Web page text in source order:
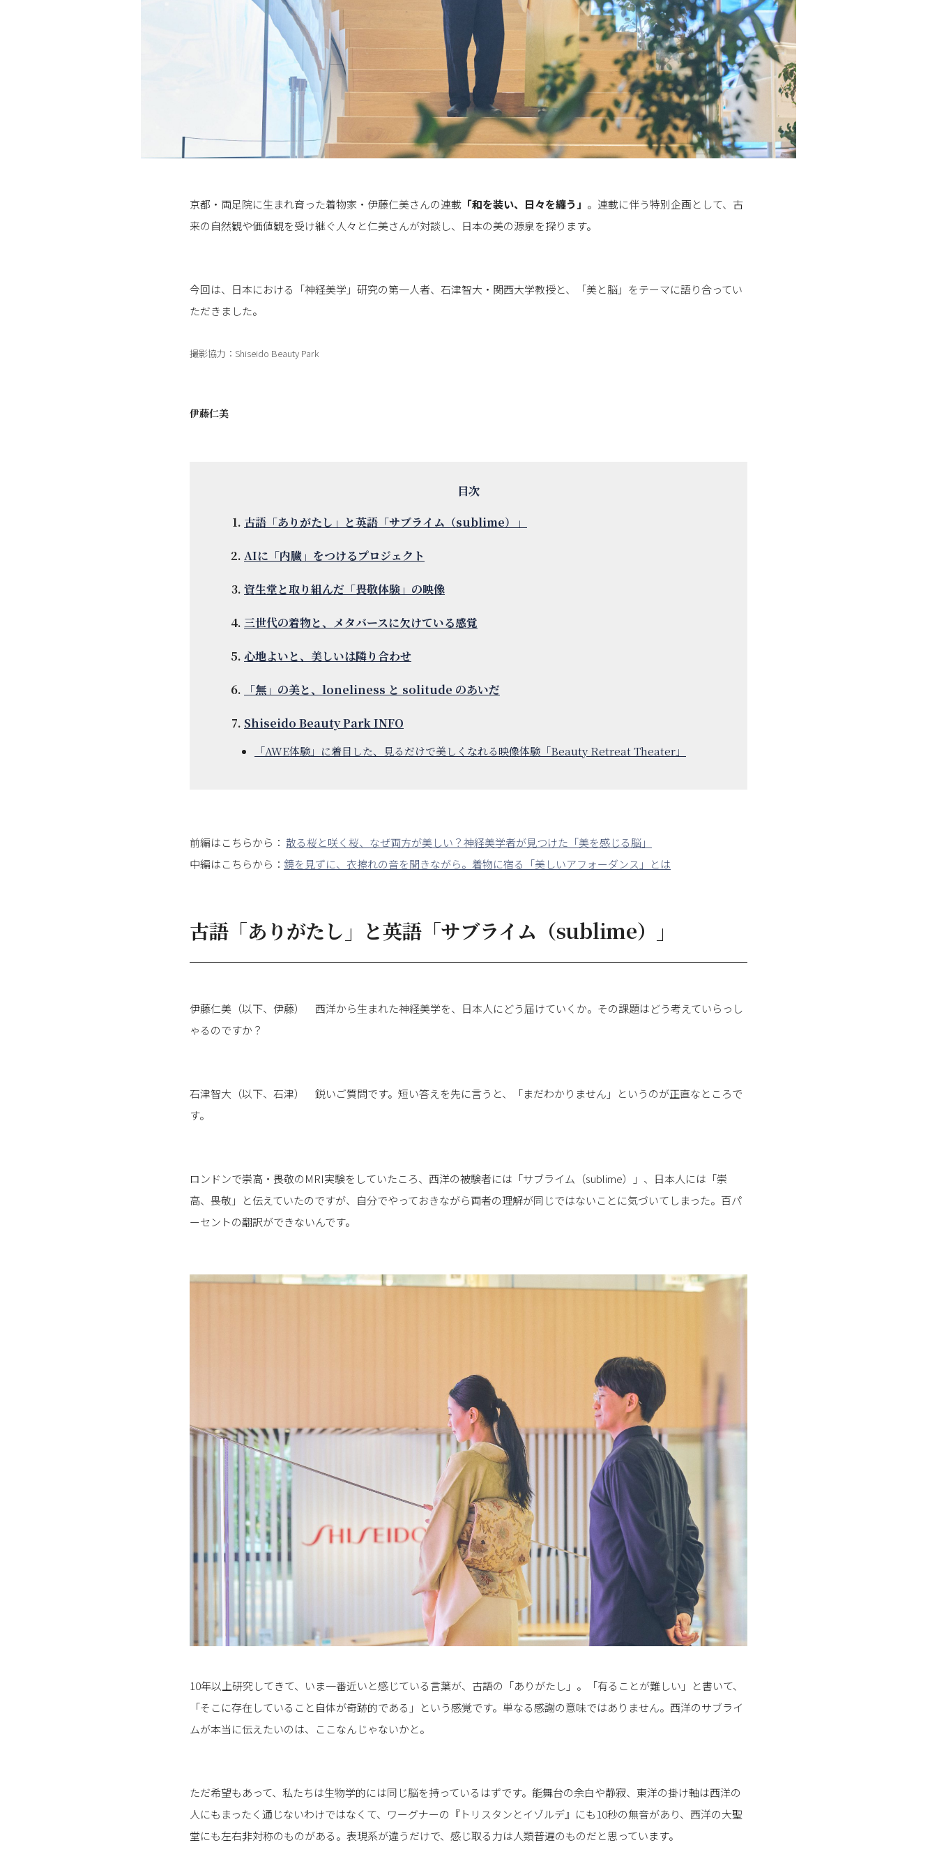
京都・両足院に生まれ育った着物家・伊藤仁美さんの連載 「和を装い、日々を纏う 」 。連載に伴う特別企画として、古
来の自然観や価値観を受け継ぐ人々と仁美さんが対談し、日本の美の源泉を探ります。
今回は、日本における「神経美学」研究の第一人者、石津智大・関西大学教授と、「美と脳」をテーマに語り合ってい
ただきました。
撮影協力：Shiseido Beauty Park
伊藤仁美
古語「ありがたし」と英語「サブライム（sublime）」
AIに「内臓」をつけるプロジェクト
資生堂と取り組んだ「畏敬体験」の映像
三世代の着物と、メタバースに欠けている感覚
心地よいと、美しいは隣り合わせ
「無」の美と、loneliness と solitude のあいだ
Shiseido Beauty Park INFO
「AWE体験」に着目した、見るだけで美しくなれる映像体験「Beauty Retreat Theater」
前編はこちらから： 散る桜と咲く桜、なぜ両方が美しい？神経美学者が見つけた「美を感じる脳」
中編はこちらから： 鏡を見ずに、衣擦れの音を聞きながら。着物に宿る「美しいアフォーダンス」とは
古語「ありがたし」と英語「サブライム（sublime）」
伊藤仁美（以下、伊藤） 西洋から生まれた神経美学を、日本人にどう届けていくか。その課題はどう考えていらっし
ゃるのですか？
石津智大（以下、石津） 鋭いご質問です。短い答えを先に言うと、「まだわかりません」というのが正直なところで
す。
ロンドンで崇高・畏敬のMRI実験をしていたころ、西洋の被験者には「サブライム（sublime）」、日本人には「崇
高、畏敬」と伝えていたのですが、自分でやっておきながら両者の理解が同じではないことに気づいてしまった。百パ
ーセントの翻訳ができないんです。
10年以上研究してきて、いま一番近いと感じている言葉が、古語の「ありがたし」。「有ることが難しい」と書いて、
「そこに存在していること自体が奇跡的である」という感覚です。単なる感謝の意味ではありません。西洋のサブライ
ムが本当に伝えたいのは、ここなんじゃないかと。
ただ希望もあって、私たちは生物学的には同じ脳を持っているはずです。能舞台の余白や静寂、東洋の掛け軸は西洋の
人にもまったく通じないわけではなくて、ワーグナーの『トリスタンとイゾルデ』にも10秒の無音があり、西洋の大聖
堂にも左右非対称のものがある。表現系が違うだけで、感じ取る力は人類普遍のものだと思っています。